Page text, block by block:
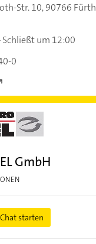
Str. 10,90766 Fürth
Schließt um 12:00
0
GmbH
Chat starten